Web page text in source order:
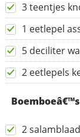
3 teentjes
1 eetlepel
5 deciliter
2 eetlepels
2